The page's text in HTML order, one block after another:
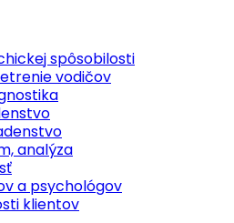
spôsobilosti
vodičov
analýza
a psychológov
klientov